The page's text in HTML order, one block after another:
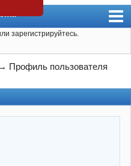
зарегистрируйтесь.
→ Профиль пользователя